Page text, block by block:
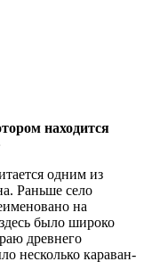
находится
одним из
Раньше село
на
было широко
древнего
несколько караван-